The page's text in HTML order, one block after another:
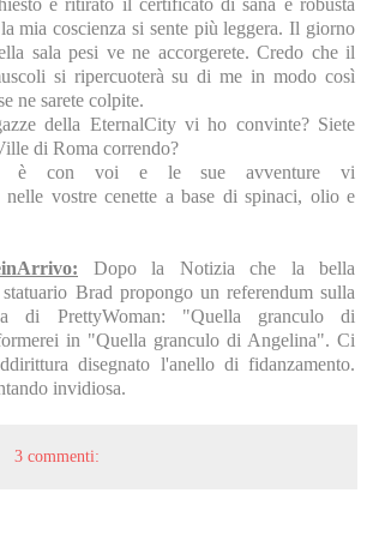
e ritirato il certificato di sana e robusta
mia coscienza si sente più leggera. Il giorno
sala pesi ve ne accorgerete. Credo che il
si ripercuoterà su di me in modo così
ne sarete colpite.
della EternalCity vi ho convinte? Siete
di Roma correndo?
è con voi e le sue avventure vi
nelle vostre cenette a base di spinaci, olio e
Dopo la Notizia che la bella
Brad propongo un referendum sulla
di PrettyWoman: "Quella granculo di
in "Quella granculo di Angelina". Ci
disegnato l'anello di fidanzamento.
invidiosa.
3 commenti: